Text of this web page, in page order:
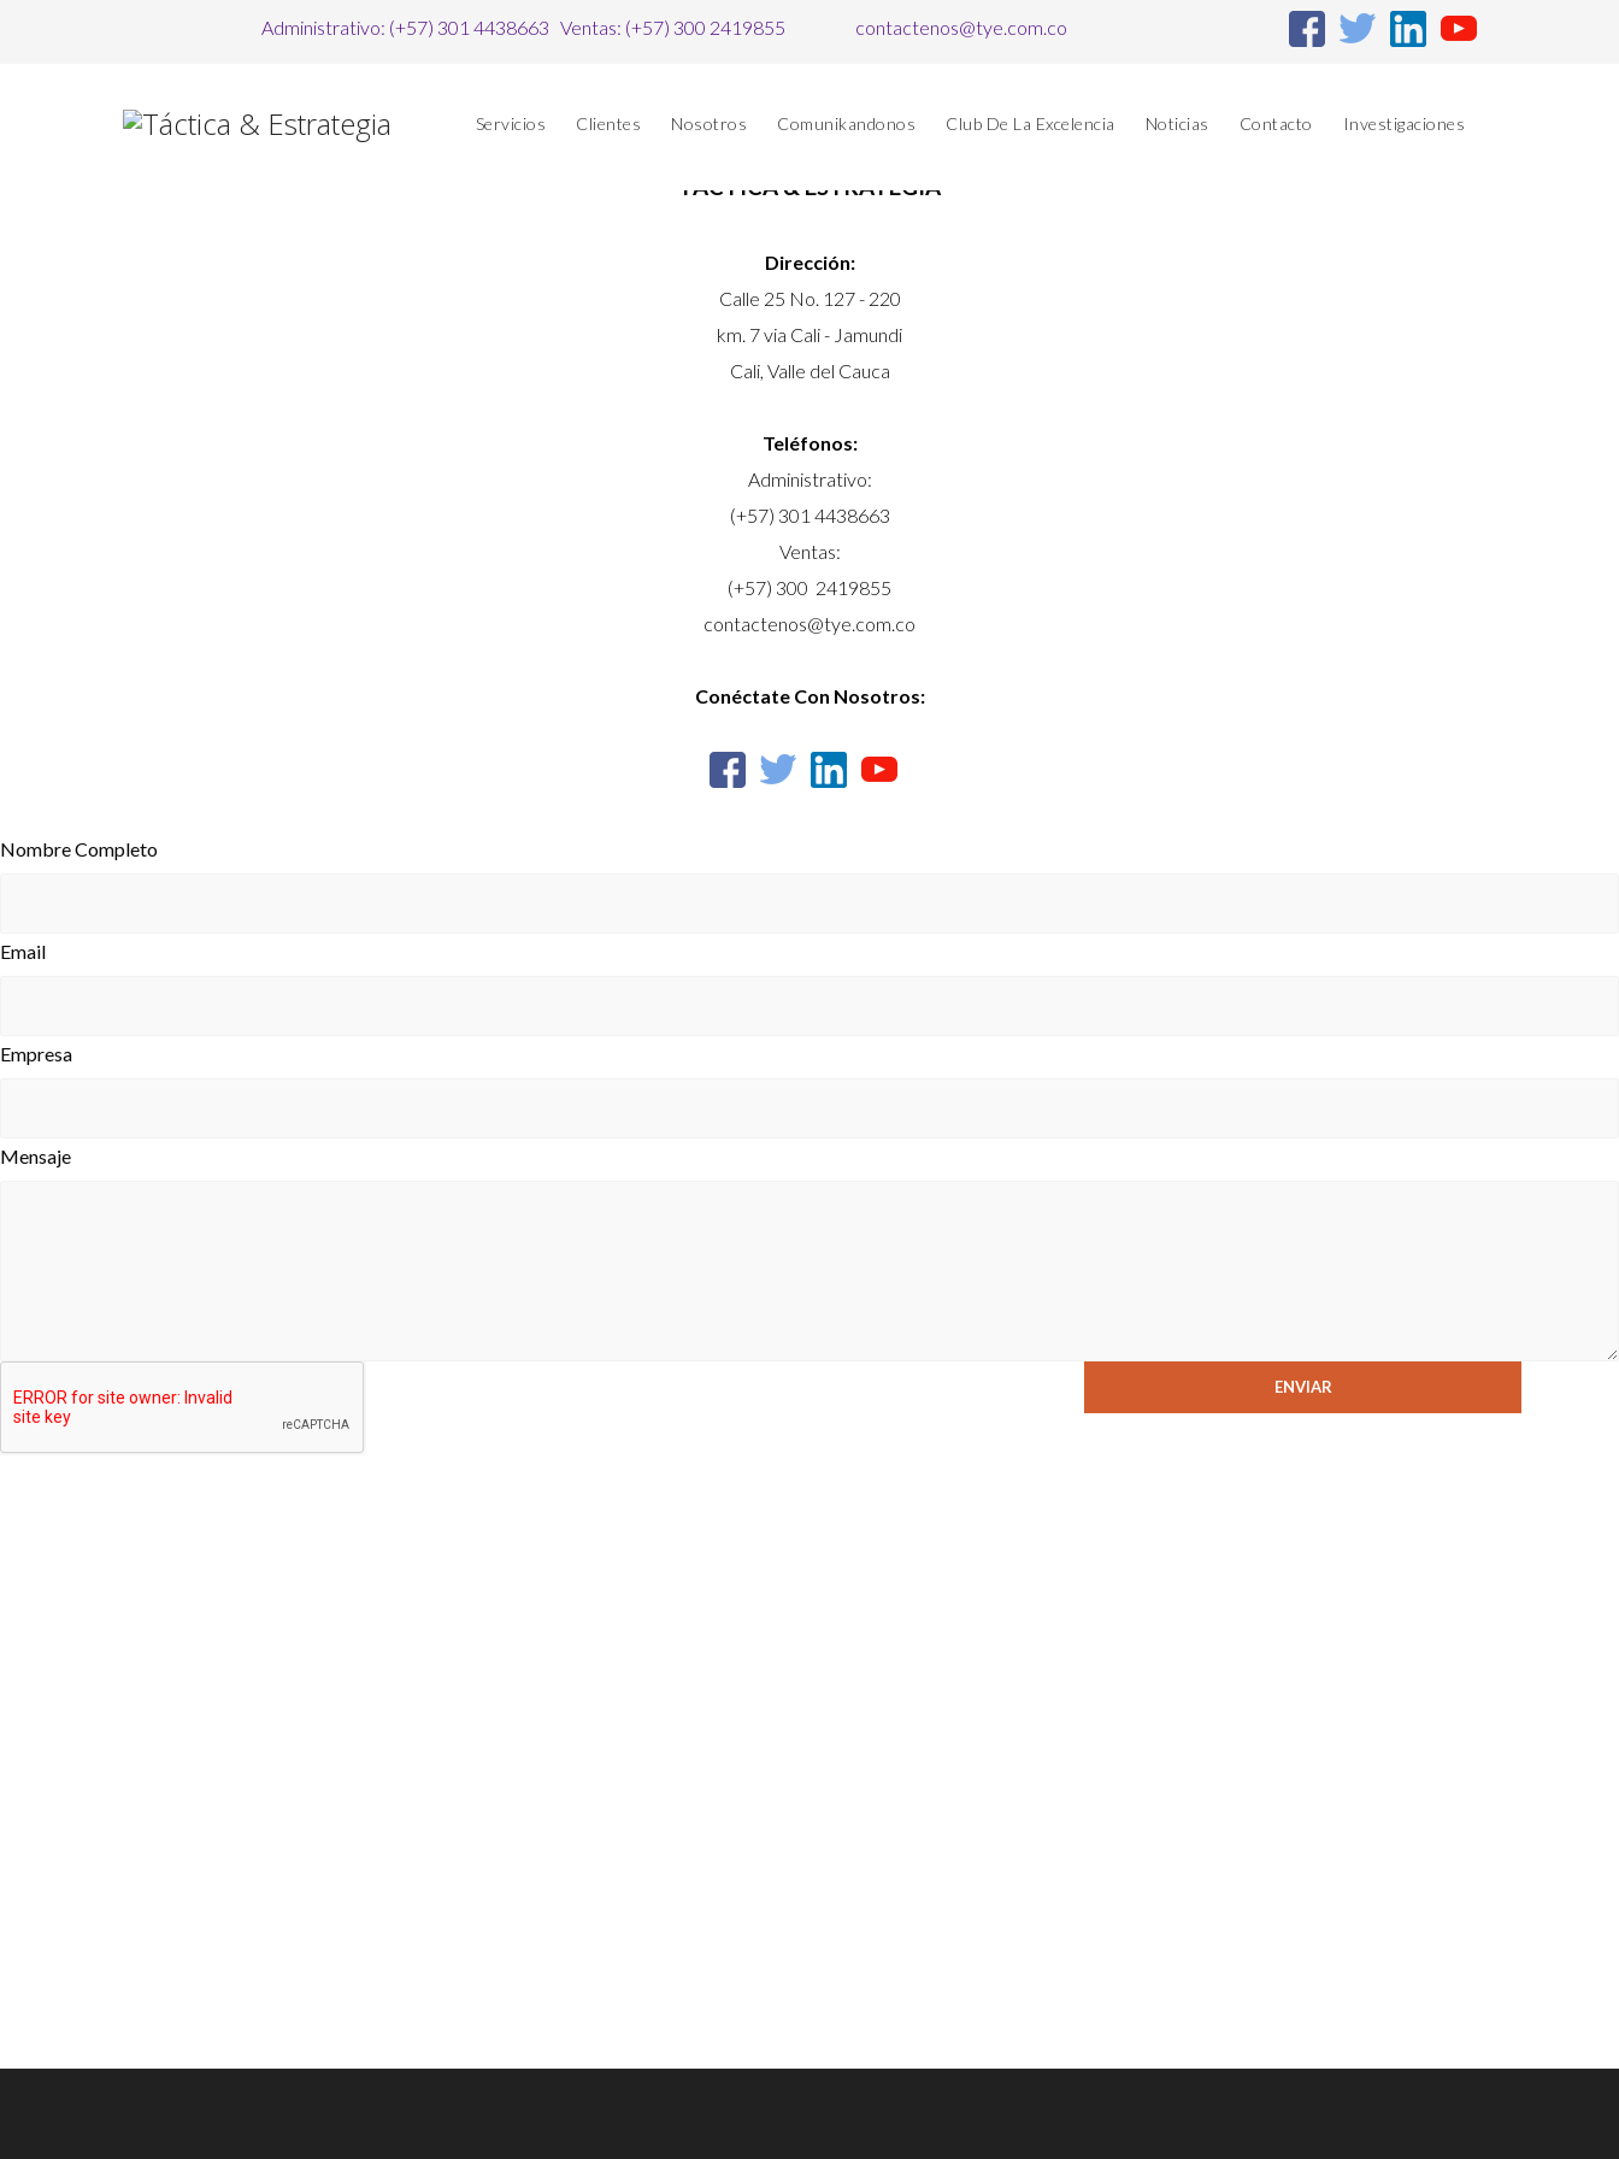
Administrativo: (+57) 301 4438663 Ventas: (+57) 300 2419855 contactenos@tye.com.co
Servicios Clientes Nosotros Comunikandonos Club De La Excelencia Noticias Contacto Investigaciones
CONTÁCTENOS
TÁCTICA & ESTRATEGIA
Dirección:
Calle 25 No. 127 - 220
km. 7 via Cali - Jamundi
Cali, Valle del Cauca
Teléfonos:
Administrativo:
(+57) 301 4438663
Ventas:
(+57) 300 2419855
contactenos@tye.com.co
Conéctate Con Nosotros:
Nombre Completo
Email
Empresa
Mensaje